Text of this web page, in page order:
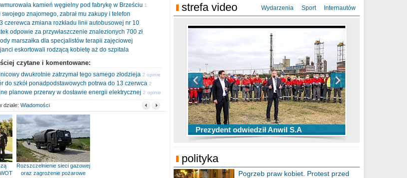
kamień węgielny pod fabrykę w Brześciu 1
swojego znajomego, zabrał mu zakupy i telefon
czerewca zmiana rozkładu linii autobusowej nr 10
odpowie za przywłaszczenie znalezionych 700 zł
marszałka dla specjalistów terapii zajęciowej
eskortowali rodzącą kobietę aż do szpitala
czytane i komentowane:
dwukrotnie zatrzymał tego samego złodzieja 2 opinie
do szkół ponadpodstawowych potrwa do 13 czerwca 2
planowe przerwy w dostawie energii elektrycznej 2 opinie
dziale: Wiadomości
Rozszczelnienie sieci gazowej
oraz zagrożenie pożarowe
strefa video Wydarzenia Sport Internautów
Prezydent odwiedził Anwil S.A
TOP 10 przechwytów Anwilu Włocławek
w EBL w sezonie 2019/2020
TOP 5 rzutów Anwilu Włocławek w BCL
w sezonie 2019/2020
Ni To Ponk - W oczach mamy strach
sixf33t .Last Year DRONE FOOTAGE
Włocławek
XXIII Sesja Rady Miasta Włocławek VIII
kadencji w dniu 09.06.2020 r.
polityka
Pogrzeb praw kobiet. Protest przed